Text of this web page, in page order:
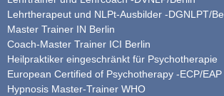
Lehrtherapeut und NLPt-Ausbilder -DGNLPT/
Master Trainer IN Berlin
Coach-Master Trainer ICI Berlin
Heilpraktiker eingeschränkt für Psychotherapie
European Certified of Psychotherapy -ECP/EAP
Hypnosis Master-Trainer WHO